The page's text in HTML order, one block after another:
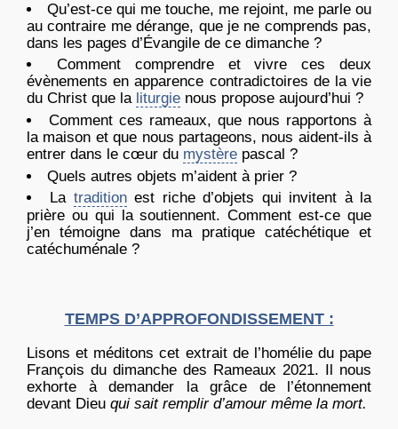
Qu’est-ce qui me touche, me rejoint, me parle ou
au contraire me dérange, que je ne comprends pas,
dans les pages d’Évangile de ce dimanche ?
Comment comprendre et vivre ces deux
évènements en apparence contradictoires de la vie
du Christ que la liturgie nous propose aujourd’hui ?
Comment ces rameaux, que nous rapportons à
la maison et que nous partageons, nous aident-ils à
entrer dans le cœur du mystère pascal ?
Quels autres objets m’aident à prier ?
La traditionest riche d’objets qui invitent à la
prière ou qui la soutiennent. Comment est-ce que
j’en témoigne dans ma pratique catéchétique et
catéchuménale ?
TEMPS D’APPROFONDISSEMENT :
Lisons et méditons cet extrait de l’homélie du pape
François du dimanche des Rameaux 2021. Il nous
exhorte à demander la grâce de l’étonnement
devant Dieu qui sait remplir d’amour même la mort.